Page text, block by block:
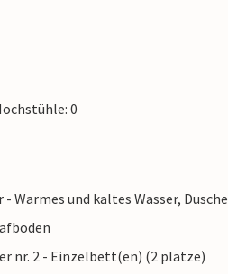
0
Warmes und kaltes Wasser, Dusche
nr. 2 - Einzelbett(en) (2 plätze)